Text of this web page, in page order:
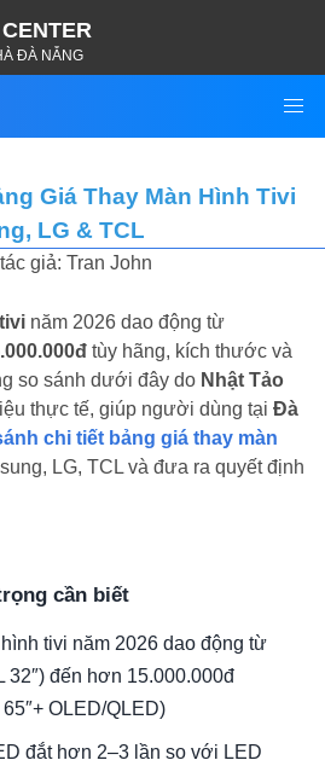
ĐÀ NẴNG
Giá Thay Màn Hình Tivi
LG & TCL
giả: Tran John
năm 2026 dao động từ
tùy hãng, kích thước và
so sánh dưới đây do Nhật Tảo
thực tế, giúp người dùng tại Đà
chi tiết bảng giá thay màn
LG, TCL và đưa ra quyết định
cần biết
tivi năm 2026 dao động từ
32″) đến hơn 15.000.000đ
OLED/QLED)
đắt hơn 2–3 lần so với LED